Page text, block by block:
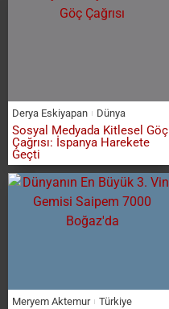
Derya Eskiyapan Dünya
Sosyal Medyada Kitlesel Göç
Çağrısı: İspanya Harekete
Geçti
Meryem Aktemur Türkiye